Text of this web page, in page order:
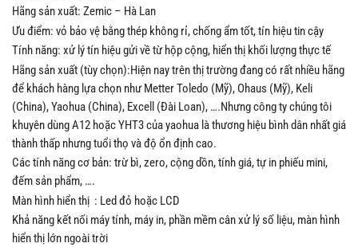
Hãng sản xuất: Zemic – Hà Lan
Ưu điểm: vỏ bảo vệ bằng thép không rỉ, chống ẩm tốt, tín hiệu tin cậy
Tính năng: xử lý tín hiệu gửi về từ hộp cộng, hiển thị khối lượng thực tế
Hãng sản xuất (tùy chọn):Hiện nay trên thị trường đang có rất nhiều hãng
để khách hàng lựa chọn như Metter Toledo (Mỹ), Ohaus (Mỹ), Keli
(China), Yaohua (China), Excell (Đài Loan), ….Nhưng công ty chúng tôi
khuyên dùng A12 hoặc YHT3 của yaohua là thương hiệu bình dân nhất giá
thành thấp nhưng tuổi thọ và độ ổn định cao.
Các tính năng cơ bản: trừ bì, zero, cộng dồn, tính giá, tự in phiếu mini,
đếm sản phẩm, ….
Màn hình hiển thị : Led đỏ hoặc LCD
Khả năng kết nối máy tính, máy in, phần mềm cân xử lý số liệu, màn hình
hiển thị lớn ngoài trời